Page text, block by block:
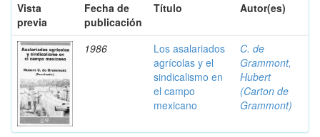
Vista
previa
Fecha de
publicación
Título Autor(es)
1986
Los asalariados
agrícolas y el
sindicalismo en
el campo
mexicano
C. de
Grammont,
Hubert
(Carton de
Grammont)